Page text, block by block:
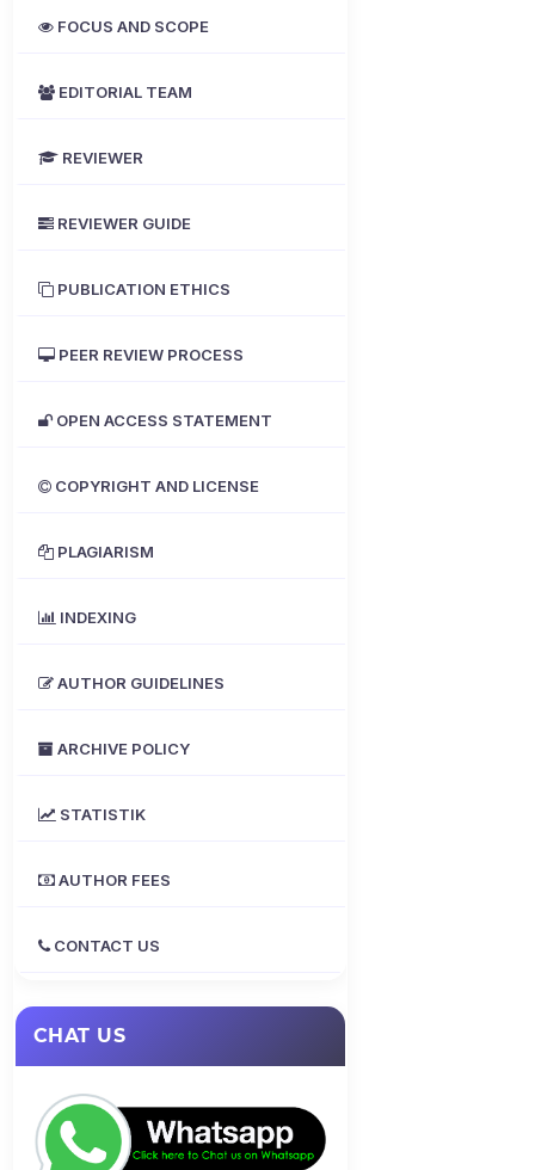
FOCUS AND SCOPE
EDITORIAL TEAM
REVIEWER
REVIEWER GUIDE
PUBLICATION ETHICS
PEER REVIEW PROCESS
OPEN ACCESS STATEMENT
COPYRIGHT AND LICENSE
PLAGIARISM
INDEXING
AUTHOR GUIDELINES
ARCHIVE POLICY
STATISTIK
AUTHOR FEES
CONTACT US
CHAT US